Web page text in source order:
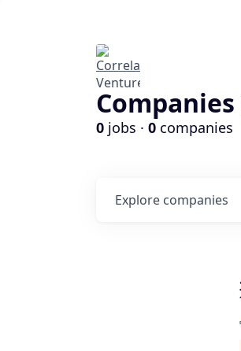
0 jobs · 0 companies
Explore companies